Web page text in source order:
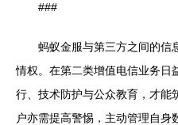
###
蚂蚁金服与第三方之间的信
情权。在第二类增值电信业务日
行、技术防护与公众教育，才能
户亦需提高警惕，主动管理自